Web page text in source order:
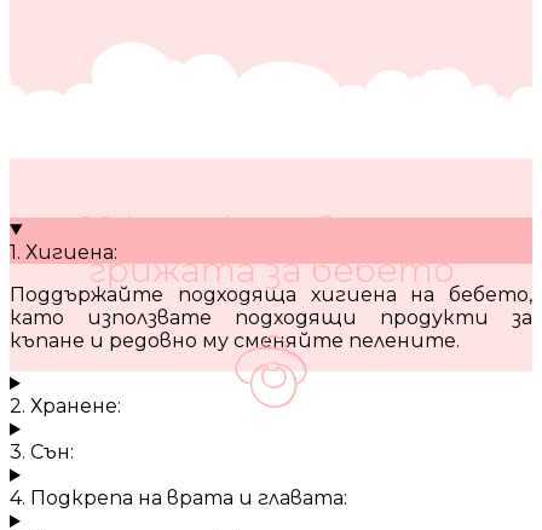
10 кратки съвета за
грижата за бебето
1. Хигиена:
Поддържайте подходяща хигиена на бебето,
като използвате подходящи продукти за
къпане и редовно му сменяйте пелените.
2. Хранене:
3. Сън:
4. Подкрепа на врата и главата: